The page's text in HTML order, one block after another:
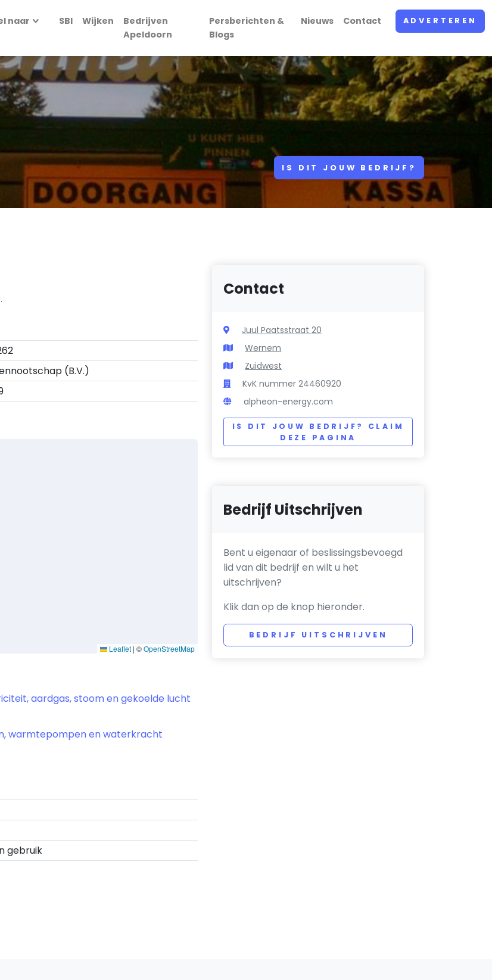
naar SBI Wijken
Bedrijven
Apeldoorn
Persberichten &
Blogs
Nieuws Contact ADVERTEREN
IS DIT JOUW BEDRIJF?
(B.V.)
Leaflet | ©OpenStreetMap
aardgas, stoom en gekoelde lucht
warmtepompen en waterkracht
gebruik
Contact
Juul Paatsstraat 20
Wernem
Zuidwest
KvK nummer 24460920
alpheon-energy.com
IS DIT JOUW BEDRIJF? CLAIM
DEZE PAGINA
Bedrijf Uitschrijven
Bent u eigenaar of beslissingsbevoegd
lid van dit bedrijf en wilt u het
uitschrijven?
Klik dan op de knop hieronder.
BEDRIJF UITSCHRIJVEN